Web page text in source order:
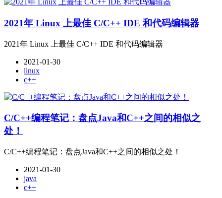
2021年 Linux 上最佳 C/C++ IDE 和代码编辑器
2021年 Linux 上最佳 C/C++ IDE 和代码编辑器
2021-01-30
linux
c++
C/C++编程笔记：盘点Java和C++之间的相似之
处！
C/C++编程笔记：盘点Java和C++之间的相似之处！
2021-01-30
java
c++